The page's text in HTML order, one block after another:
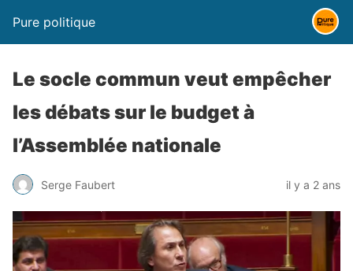
Pure politique
Le socle commun veut empêcher
les débats sur le budget à
l’Assemblée nationale
Serge Faubert il y a 2 ans